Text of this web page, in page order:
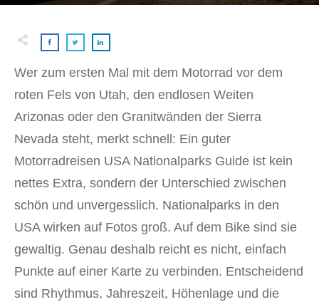
Wer zum ersten Mal mit dem Motorrad vor dem
roten Fels von Utah, den endlosen Weiten
Arizonas oder den Granitwänden der Sierra
Nevada steht, merkt schnell: Ein guter
Motorradreisen USA Nationalparks Guide ist kein
nettes Extra, sondern der Unterschied zwischen
schön und unvergesslich. Nationalparks in den
USA wirken auf Fotos groß. Auf dem Bike sind sie
gewaltig. Genau deshalb reicht es nicht, einfach
Punkte auf einer Karte zu verbinden. Entscheidend
sind Rhythmus, Jahreszeit, Höhenlage und die